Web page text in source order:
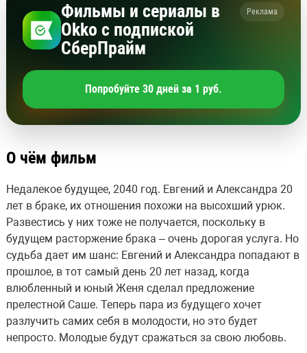
Фильмы и сериалы в
Okko с подпиской
СберПрайм
Реклама
Попробуйте 30 дней за 1 руб.
О чём фильм
Недалекое будущее, 2040 год. Евгений и Александра 20
лет в браке, их отношения похожи на высохший урюк.
Развестись у них тоже не получается, поскольку в
будущем расторжение брака – очень дорогая услуга. Но
судьба дает им шанс: Евгений и Александра попадают в
прошлое, в тот самый день 20 лет назад, когда
влюбленный и юный Женя сделал предложение
прелестной Саше. Теперь пара из будущего хочет
разлучить самих себя в молодости, но это будет
непросто. Молодые будут сражаться за свою любовь.